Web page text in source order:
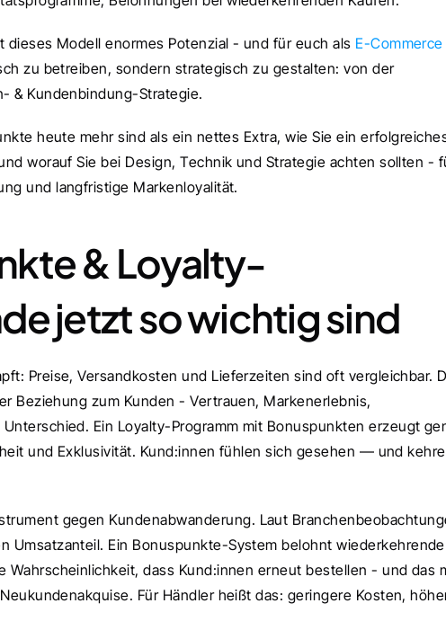
dieses Modell enormes Potenzial - und für euch als E-Commerce
zu betreiben, sondern strategisch zu gestalten: von der
& Kundenbindung-Strategie.
heute mehr sind als ein nettes Extra, wie Sie ein
worauf Sie bei Design, Technik und Strategie achten sollten -
und langfristige Markenloyalität.
& Loyalty-
jetzt so wichtig sind
Preise, Versandkosten und Lieferzeiten sind oft vergleichbar.
Beziehung zum Kunden - Vertrauen, Markenerlebnis,
Ein Loyalty-Programm mit Bonuspunkten erzeugt
und Exklusivität. Kund:innen fühlen sich gesehen — und
gegen Kundenabwanderung. Laut
Umsatzanteil. Ein Bonuspunkte-System belohnt wiederkehrende
dass Kund:innen erneut bestellen - und das
Für Händler heißt das: geringere Kosten,